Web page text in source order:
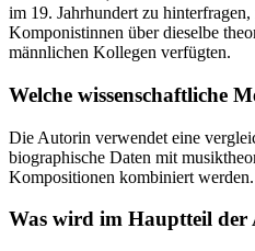
im 19. Jahrhundert zu
Komponistinnen über dieselbe
männlichen Kollegen verfügten.
Welche wissenschaftliche
Die Autorin verwendet eine
biographische Daten mit
Kompositionen kombiniert werden.
Was wird im Hauptteil der